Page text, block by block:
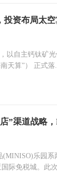
投资布局太
自主钙钛矿光
科技有限公司（简称“海南天算”） 正式落...
”渠道战略
(MINISO)乐园
际免税城。此次